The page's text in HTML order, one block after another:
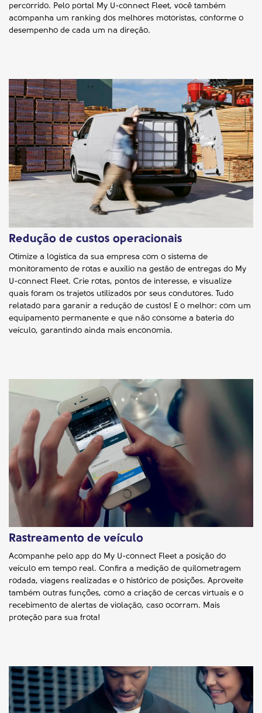
percorrido. Pelo portal My U-connect Fleet, você também
acompanha um ranking dos melhores motoristas, conforme o
desempenho de cada um na direção.
Redução de custos operacionais
Otimize a logística da sua empresa com o sistema de
monitoramento de rotas e auxílio na gestão de entregas do My
U-connect Fleet. Crie rotas, pontos de interesse, e visualize
quais foram os trajetos utilizados por seus condutores. Tudo
relatado para garanir a redução de custos! E o melhor: com um
equipamento permanente e que não consome a bateria do
veículo, garantindo ainda mais enconomia.
Rastreamento de veículo
Acompanhe pelo app do My U-connect Fleet a posição do
veículo em tempo real. Confira a medição de quilometragem
rodada, viagens realizadas e o histórico de posições. Aproveite
também outras funções, como a criação de cercas virtuais e o
recebimento de alertas de violação, caso ocorram. Mais
proteção para sua frota!